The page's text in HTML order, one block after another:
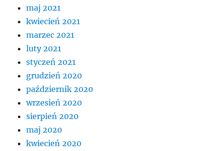
maj 2021
kwiecień 2021
marzec 2021
luty 2021
styczeń 2021
grudzień 2020
październik 2020
wrzesień 2020
sierpień 2020
maj 2020
kwiecień 2020